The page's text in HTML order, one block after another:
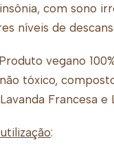
com sono
níveis de
vegano
tóxico,
Francesa e
: